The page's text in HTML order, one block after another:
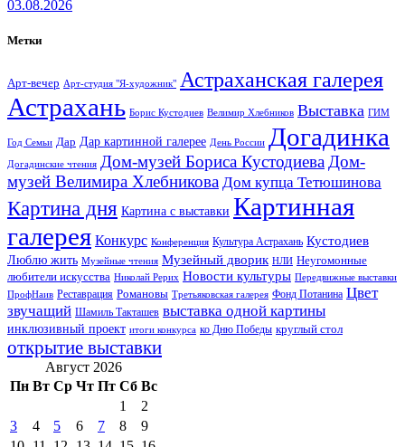
03.08.2026
Метки
Арт-вечер Арт-студия "Я-художник" Астраханская галерея
Астрахань Борис Кустодиев Велимир Хлебников Выставка ГИМ
Год Семьи Дар Дар картинной галерее День России Догадинка
Догадинские чтения Дом-музей Бориса КустодиеваДом-
музей Велимира Хлебникова Дом купца Тетюшинова
Картина дня Картина с выставки Картинная
галерея Конкурс Конференция Культура Астрахань Кустодиев
Люблю жить Музейные чтения Музейный дворик НЛИ Неугомонные
любители искусства Николай Рерих Новости культуры Передвижные выставки
ПрофНаив Реставрация Романовы Третьяковская галерея Фонд Потанина Цвет
звучащий Шамиль Такташев выставка одной картины
инклюзивный проект итоги конкурса ко Дню Победы круглый стол
открытие выставки
Август 2026
Пн Вт Ср Чт Пт Сб Вс
1
2
3
4 5 6 7 8
9